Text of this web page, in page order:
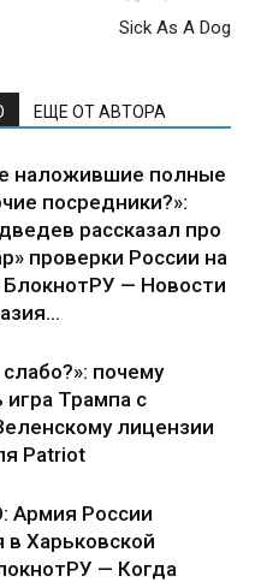
Sick As A Dog
ЕЩЕ ОТ АВТОРА
наложившие полные
посредники?»:
рассказал про
проверки России на
— Новости
почему
игра Трампа с
лицензии
Patriot
Армия России
в Харьковской
— Когда